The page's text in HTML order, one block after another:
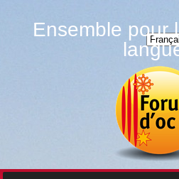
Choisir une langue
Ensemble pour